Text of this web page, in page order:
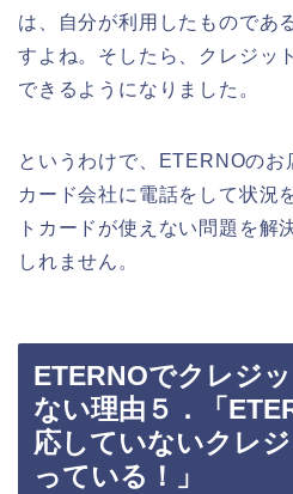
は、自分が利用したものであ
すよね。そしたら、クレジッ
できるようになりました。
というわけで、ETERNOのお
カード会社に電話をして状況
トカードが使えない問題を解
しれません。
ETERNOでクレジ
ない理由５．「
応していないクレ
っている！」